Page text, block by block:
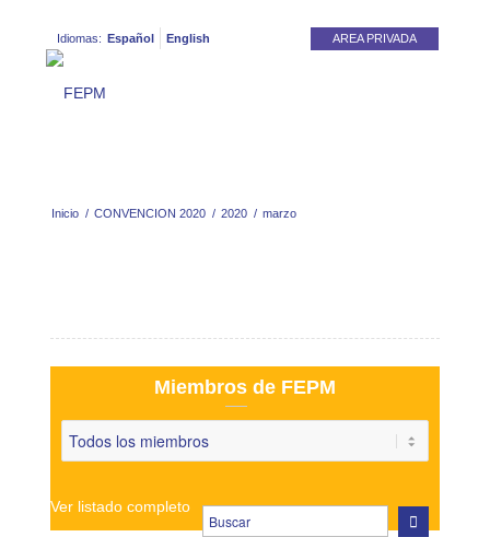
AREA PRIVADA
Idiomas: Español English
Inicio / CONVENCION 2020 / 2020 / marzo
Miembros de FEPM
Ver listado completo